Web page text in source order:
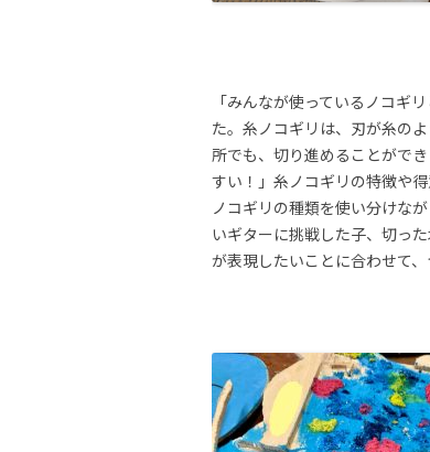
「みんなが使っているノコギ
た。糸ノコギリは、刃が糸の
所でも、切り進めることがで
すい！」糸ノコギリの特徴や
ノコギリの種類を使い分けな
いギターに挑戦した子、切っ
が表現したいことに合わせて